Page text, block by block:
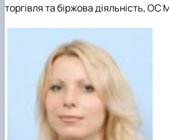
торгівля та біржова діяльність, ОС